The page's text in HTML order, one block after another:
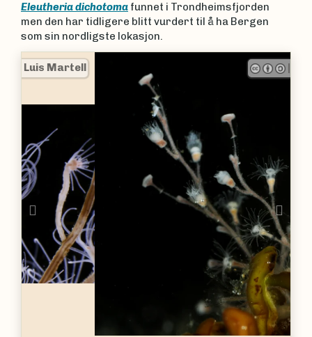
Eleutheriadichotoma funnet i Trondheimsfjorden
men den har tidligere blitt vurdert til å ha Bergen
som sin nordligste lokasjon.
Luis Martell
Previous